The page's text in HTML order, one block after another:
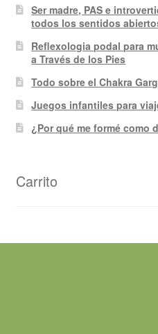
Ser madre, PAS e
todos los sentidos
Reflexologia podal para
a Través de los Pies
Todo sobre el Chakra
Juegos infantiles para
¿Por qué me formé como
Carrito